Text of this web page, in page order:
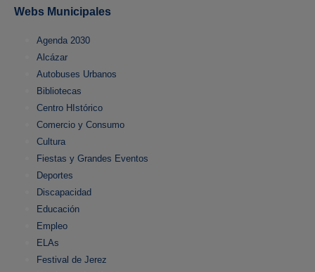
Webs Municipales
Agenda 2030
Alcázar
Autobuses Urbanos
Bibliotecas
Centro HIstórico
Comercio y Consumo
Cultura
Fiestas y Grandes Eventos
Deportes
Discapacidad
Educación
Empleo
ELAs
Festival de Jerez